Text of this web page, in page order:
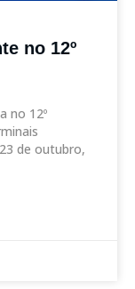
no 12º
no 12º
de outubro,